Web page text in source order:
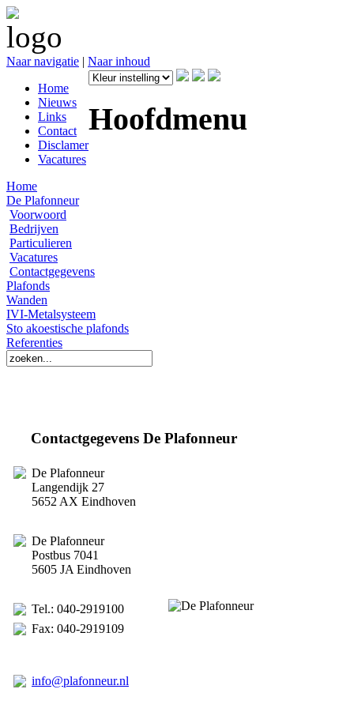
Naar navigatie | Naar inhoud
Home
Nieuws
Links
Contact
Disclamer
Vacatures
Hoofdmenu
Home
De Plafonneur
Voorwoord
Bedrijven
Particulieren
Vacatures
Contactgegevens
Plafonds
Wanden
IVI-Metalsysteem
Sto akoestische plafonds
Referenties
Contactgegevens De Plafonneur
De Plafonneur
Langendijk 27
5652 AX Eindhoven
De Plafonneur
Postbus 7041
5605 JA Eindhoven
Tel.: 040-2919100
Fax: 040-2919109
info@plafonneur.nl